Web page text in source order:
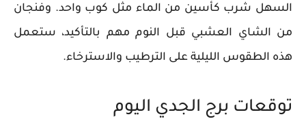
السهل شرب كأسين من الماء مثل كوب واحد. وفنجان
من الشاي العشبي قبل النوم مهم بالتأكيد، ستعمل
هذه الطقوس الليلية على الترطيب والاسترخاء.
توقعات برج الجدي اليوم